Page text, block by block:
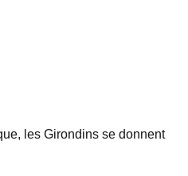
les Girondins se donnent